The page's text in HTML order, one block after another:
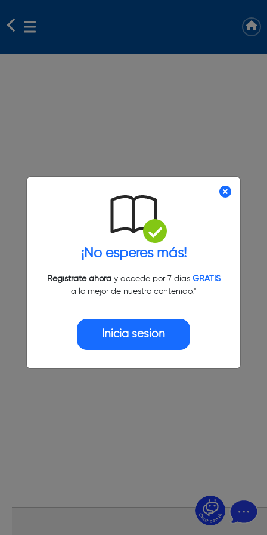
¡No esperes más!
Regístrate ahoray accede por 7 días GRATIS
a lo mejor de nuestro contenido."
Inicia sesión